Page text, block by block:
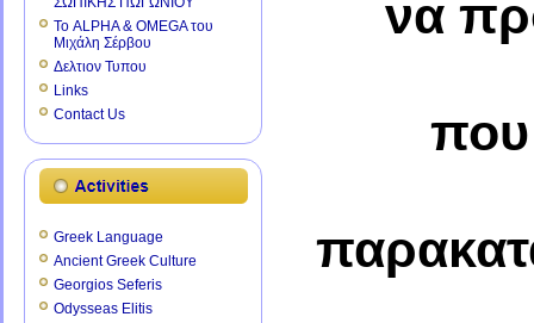
Το ALPHA & OMEGA του
Μιχάλη Σέρβου
Δελτιον Τυπου
Links
Contact Us
Greek Language
Ancient Greek Culture
Georgios Seferis
Odysseas Elitis
να
που